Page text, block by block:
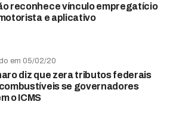
reconhece vínculo empregatício
e aplicativo
em 05/02/20
diz que zera tributos federais
se governadores
o ICMS